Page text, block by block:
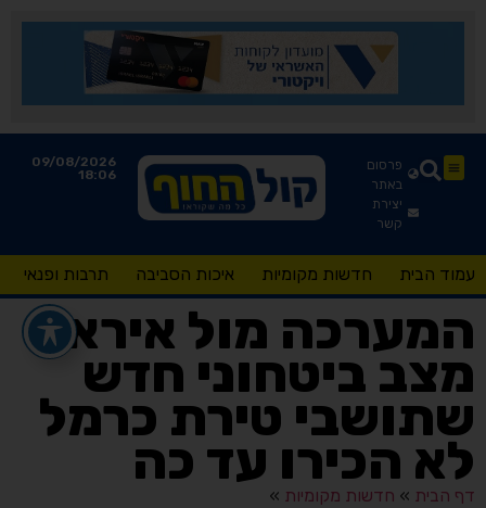
פרסום
באתר
יצירת
קשר
09/08/2026
18:06
עמוד הבית חדשות מקומיות איכות הסביבה תרבות ופנאי
המערכה מול איראן-
מצב ביטחוני חדש
שתושבי טירת כרמל
לא הכירו עד כה
דף הבית » חדשות מקומיות »